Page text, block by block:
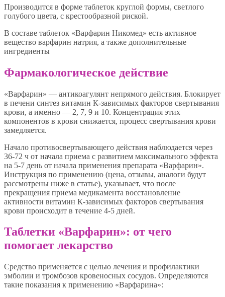
Производится в форме таблеток круглой формы, светлого
голубого цвета, с крестообразной риской.
В составе таблеток «Варфарин Никомед» есть активное
вещество варфарин натрия, а также дополнительные
ингредиенты
Фармакологическое действие
«Варфарин» — антикоагулянт непрямого действия. Блокирует
в печени синтез витамин К-зависимых факторов свертывания
крови, а именно — 2, 7, 9 и 10. Концентрация этих
компонентов в крови снижается, процесс свертывания крови
замедляется.
Начало противосвертывающего действия наблюдается через
36-72 ч от начала приема с развитием максимального эффекта
на 5-7 день от начала применения препарата «Варфарин».
Инструкция по применению (цена, отзывы, аналоги будут
рассмотрены ниже в статье), указывает, что после
прекращения приема медикамента восстановление
активности витамин К-зависимых факторов свертывания
крови происходит в течение 4-5 дней.
Таблетки «Варфарин»: от чего
помогает лекарство
Средство применяется с целью лечения и профилактики
эмболии и тромбозов кровеносных сосудов. Определяются
такие показания к применению «Варфарина»: